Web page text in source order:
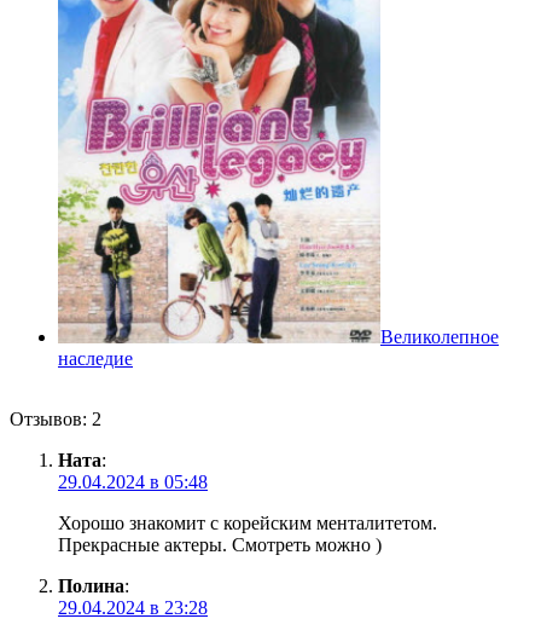
Великолепное
наследие
Отзывов: 2
Ната:
29.04.2024 в 05:48
Хорошо знакомит с корейским менталитетом.
Прекрасные актеры. Смотреть можно )
Полина:
29.04.2024 в 23:28